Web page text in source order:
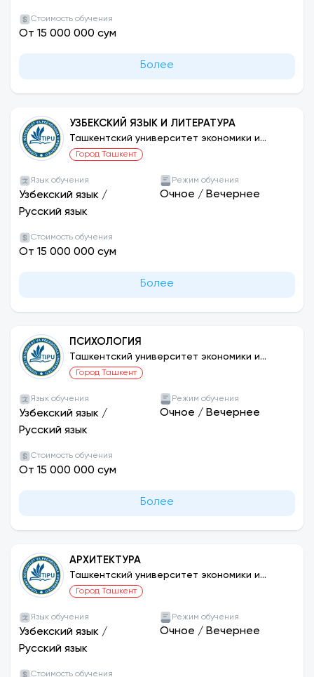
Стоимость обучения
От 15 000 000 сум
Более
УЗБЕКСКИЙ ЯЗЫК И ЛИТЕРАТУРА
Ташкентский университет экономики и
педагогики
Город Ташкент
Язык обучения
Узбекский язык /
Русский язык
Режим обучения
Очное / Вечернее
Стоимость обучения
От 15 000 000 сум
Более
ПСИХОЛОГИЯ
Ташкентский университет экономики и
педагогики
Город Ташкент
Язык обучения
Узбекский язык /
Русский язык
Режим обучения
Очное / Вечернее
Стоимость обучения
От 15 000 000 сум
Более
АРХИТЕКТУРА
Ташкентский университет экономики и
педагогики
Город Ташкент
Язык обучения
Узбекский язык /
Русский язык
Режим обучения
Очное / Вечернее
Стоимость обучения